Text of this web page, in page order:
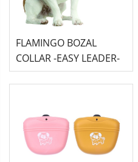
FLAMINGO BOZAL
COLLAR -EASY LEADER-